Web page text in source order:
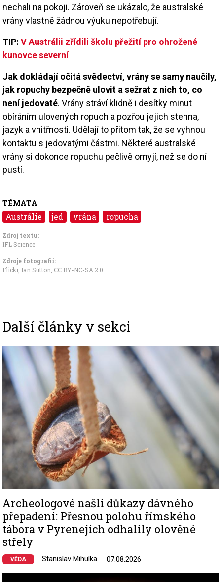
nechali na pokoji. Zároveň se ukázalo, že australské
vrány vlastně žádnou výuku nepotřebují.
TIP: V Austrálii zřídili školu přežití pro ohrožené
kunovce severní
Jak dokládají očitá svědectví, vrány se samy naučily,
jak ropuchy bezpečně ulovit a sežrat z nich to, co
není jedovaté. Vrány stráví klidně i desítky minut
obíráním ulovených ropuch a pozřou jejich stehna,
jazyk a vnitřnosti. Udělají to přitom tak, že se vyhnou
kontaktu s jedovatými částmi. Některé australské
vrány si dokonce ropuchu pečlivě omyjí, než se do ní
pustí.
TÉMATA
Austrálie jed vrána ropucha
Zdroj textu:
IFL Science
Zdroje fotografii:
Flickr, Ian Sutton CC BY-NC-SA 2.0
Další články v sekci
Image
Archeologové našli důkazy dávného
přepadení: Přesnou polohu římského
tábora v Pyrenejích odhalily olověné
střely
VĚDA Stanislav Mihulka 07.08.2026